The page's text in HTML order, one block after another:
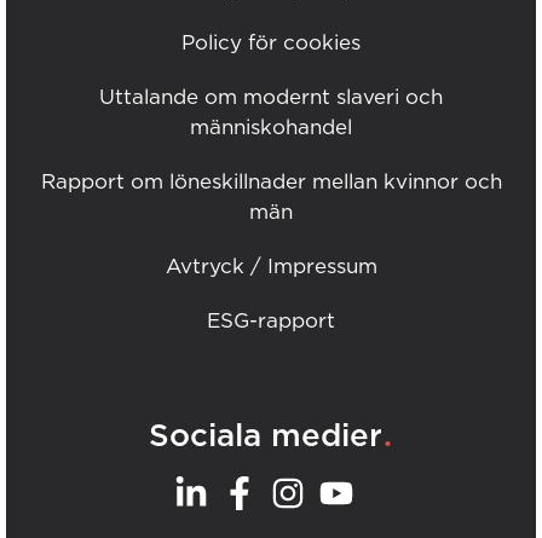
Policy för cookies
Uttalande om modernt slaveri och
människohandel
Rapport om löneskillnader mellan kvinnor och
män
Avtryck / Impressum
ESG-rapport
Sociala medier.